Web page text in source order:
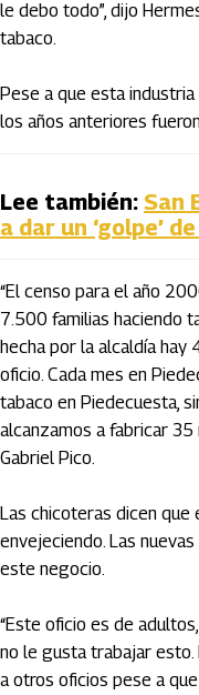
le debo todo”, dijo
tabaco.
Pese a que esta
los años anteriores
Lee también: San
a dar un ‘golpe’
“El censo para el año
7.500 familias haciendo
hecha por la alcaldía hay
oficio. Cada mes en
tabaco en Piedecuesta,
alcanzamos a fabricar 35
Gabriel Pico.
Las chicoteras dicen
envejeciendo. Las
este negocio.
“Este oficio es de
no le gusta trabajar
a otros oficios pese a